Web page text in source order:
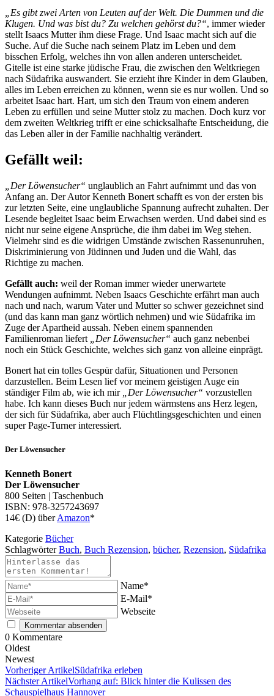
„Es gibt zwei Arten von Leuten auf der Welt. Die Dummen und die
Klugen. Und was bist du? Zu welchen gehörst du?“, immer wieder
stellt Isaacs Mutter ihm diese Frage. Und Isaac macht sich auf die
Suche. Auf die Suche nach seinem Platz im Leben und dem
bisschen Erfolg, welches ihn von allen anderen unterscheidet.
Gitelle ist eine starke jüdische Frau, die zwischen den Weltkriegen
nach Südafrika auswandert. Sie erzieht ihre Kinder in dem Glauben,
alles im Leben erreichen zu können, wenn sie es nur wollen. Und so
arbeitet Isaac hart. Hart, um sich den Traum von einem anderen
Leben zu erfüllen und seine Mutter stolz zu machen. Doch kurz vor
dem zweiten Weltkrieg trifft er eine schicksalhafte Entscheidung, die
das Leben aller in der Familie nachhaltig verändert.
Gefällt weil:
„Der Löwensucher“ unglaublich an Fahrt aufnimmt und das von
Anfang an. Der Autor Kenneth Bonert schafft es von der ersten bis
zur letzten Seite, eine unglaubliche Spannung aufrecht zuhalten. Der
Lesende begleitet Isaac beim Erwachsen werden. Und dabei sind es
nicht nur seine eigene Ansprüche, die ihm dabei im Weg stehen.
Vielmehr sind es die widrigen Umstände zwischen Rassenunruhen,
Diskriminierung von Jüdinnen und Juden und die Wahl, das
Richtige zu machen.
Gefällt auch: weil der Roman immer wieder unerwartete
Wendungen aufnimmt. Neben Isaacs Geschichte erfährt man auch
nach und nach, warum Vater und Mutter so schwer gezeichnet sind
(und das kann man ganz wörtlich nehmen) und wie Südafrika im
Zuge der Apartheid aussah. Neben einem spannenden
Familienroman liefert
„Der Löwensucher“ auch ganz nebenbei
noch ein Stück Geschichte, welches sich ganz von alleine einprägt.
Bonert hat ein tolles Gespür dafür, Situationen und Personen
darzustellen. Beim Lesen lief vor meinem geistigen Auge ein
ständiger Film ab, wie ich mir
„Der Löwensucher“ vorzustellen
habe. Ich kann dieses Buch nur jedem wärmstens ans Herz legen,
der sich für Südafrika, aber auch Flüchtlingsgeschichten und einen
super Page-Turner interessiert.
Der Löwensucher
Kenneth Bonert
Der Löwensucher
800 Seiten | Taschenbuch
ISBN: 978-3257243697
14€ (D) überAmazon*
Kategorie Bücher
SchlagwörterBuch, Buch Rezension, bücher, Rezension, Südafrika
Name*
E-Mail*
Webseite
0 Kommentare
Oldest
Newest
Vorheriger ArtikelSüdafrika erleben
Nächster ArtikelVorhang auf: Blick hinter die Kulissen des
Schauspielhaus Hannover